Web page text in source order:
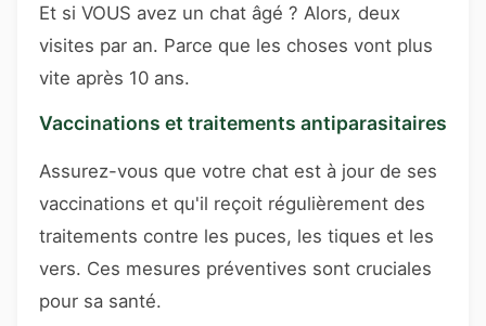
Et si VOUS avez un chat âgé ? Alors, deux
visites par an. Parce que les choses vont plus
vite après 10 ans.
Vaccinations et traitements antiparasitaires
Assurez-vous que votre chat est à jour de ses
vaccinations et qu'il reçoit régulièrement des
traitements contre les puces, les tiques et les
vers. Ces mesures préventives sont cruciales
pour sa santé.